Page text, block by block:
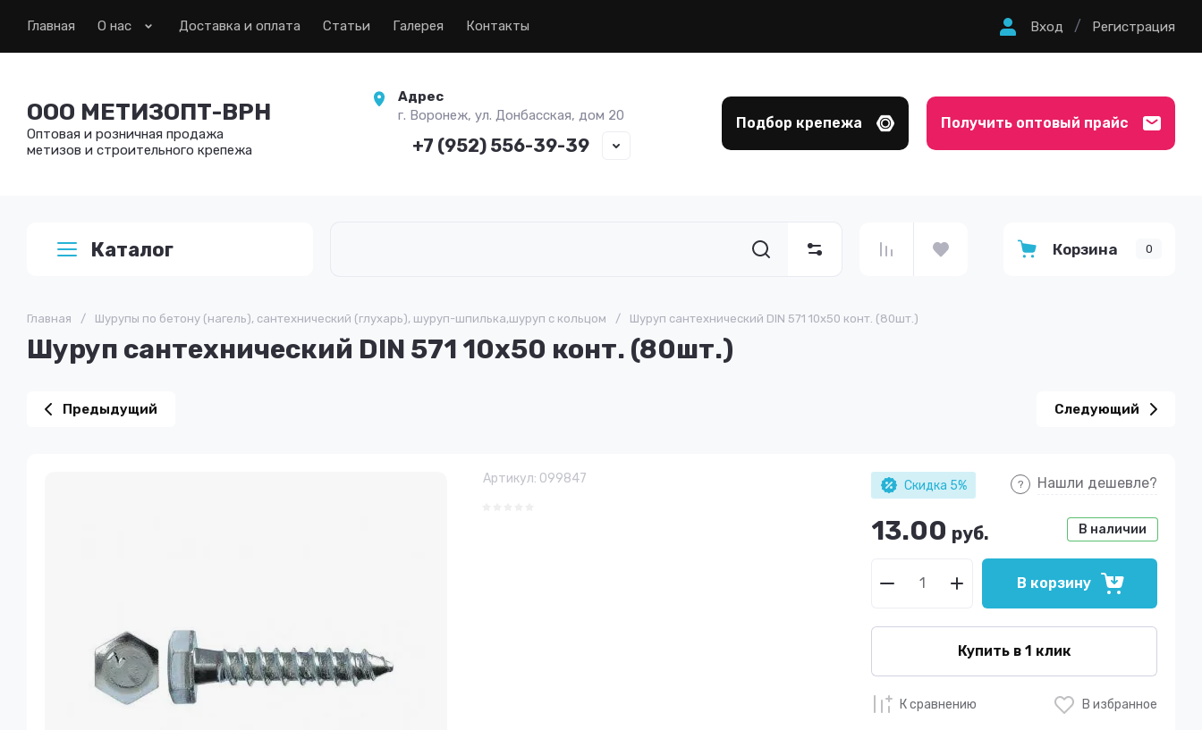
Главная О нас Доставка и оплата Статьи Галерея Контакты Вход / Регистрация
ООО МЕТИЗОПТ-ВРН
Оптовая и розничная продажа
метизов и строительного крепежа
Адрес
г. Воронеж, ул. Донбасская, дом 20
+7 (952) 556-39-39
Подбор крепежа Получить оптовый прайс
Каталог Корзина 0
Главная / Шурупы по бетону (нагель), сантехнический (глухарь), шуруп-шпилька,шуруп с кольцом / Шуруп сантехнический DIN 571 10х50 конт. (80шт.)
Шуруп сантехнический DIN 571 10х50 конт. (80шт.)
Предыдущий Следующий
Артикул: 099847 Скидка 5% Нашли дешевле?
В наличии
13.00 руб.
В корзину
Купить в 1 клик
К сравнению В избранное